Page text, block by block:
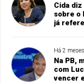
Cida
sobre o
já
Há 2 meses
Na PB,
com
vencer